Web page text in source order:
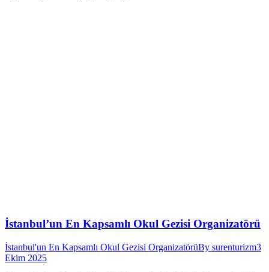
İstanbul’un En Kapsamlı Okul Gezisi Organizatörü
İstanbul'un En Kapsamlı Okul Gezisi OrganizatörüBy surenturizm3
Ekim 2025